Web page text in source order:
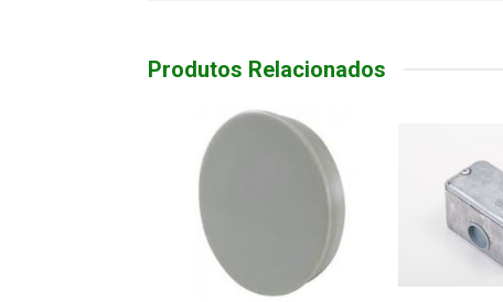
Produtos Relacionados